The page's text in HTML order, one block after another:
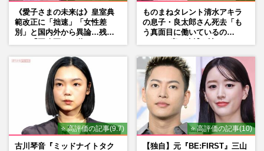
《愛子さまの未来は》皇室典
範改正に「拙速」「女性差
別」と国内外から異論…残さ
ものまねタレント清水アキラ
の息子・良太郎さん死去「も
う真面目に働いているの
⭐ 高評価の記事(9.7)
古川琴音『ミッドナイトタク
⭐ 高評価の記事(10)
【独自】元『BE:FIRST』三山